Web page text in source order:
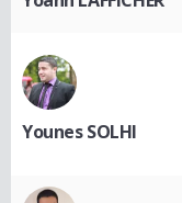
Younes SOLHI